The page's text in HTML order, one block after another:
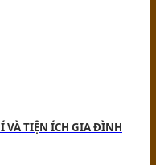
VÀ TIỆN ÍCH GIA ĐÌNH